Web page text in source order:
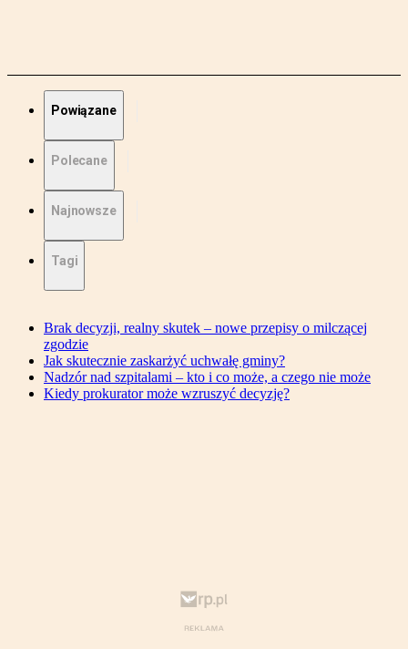
Powiązane
Polecane
Najnowsze
Tagi
Brak decyzji, realny skutek – nowe przepisy o milczącej
zgodzie
Jak skutecznie zaskarżyć uchwałę gminy?
Nadzór nad szpitalami – kto i co może, a czego nie może
Kiedy prokurator może wzruszyć decyzję?